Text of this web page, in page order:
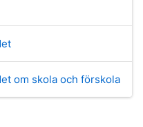
om skola och förskola